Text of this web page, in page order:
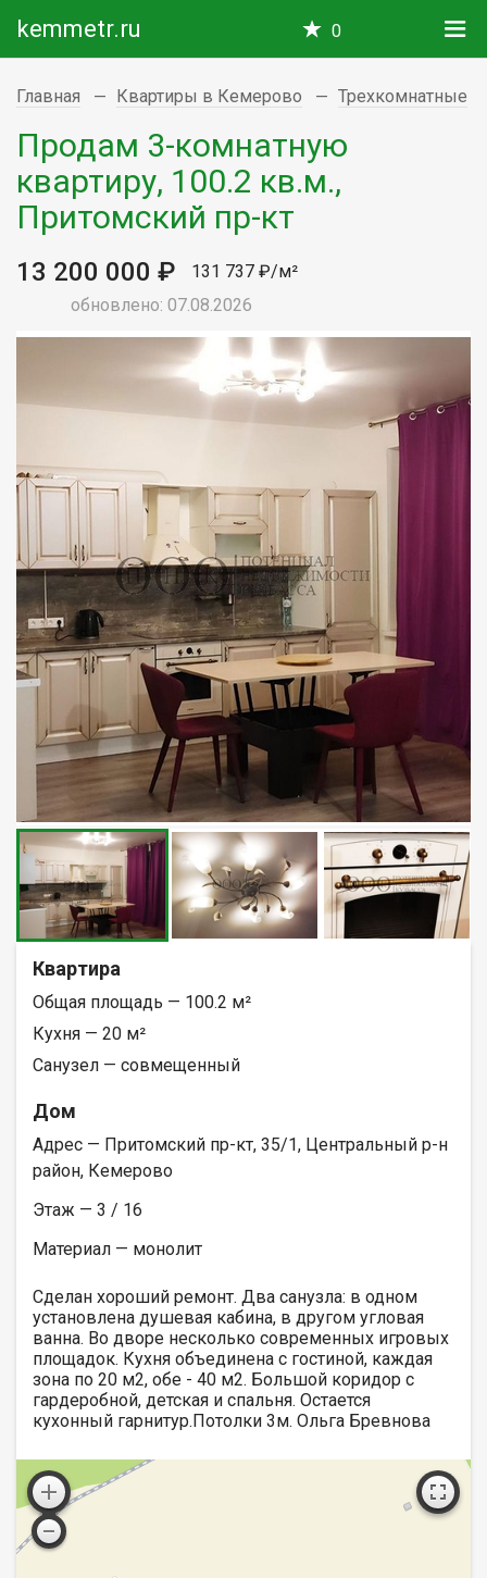
kemmetr.ru 0
Главная Квартиры в Кемерово Трехкомнатные
Продам 3-комнатную
квартиру, 100.2 кв.м.,
Притомский пр-кт
13 200 000 ₽
131 737 ₽/м²
обновлено: 07.08.2026
Квартира
Общая площадь — 100.2 м²
Кухня — 20 м²
Санузел — совмещенный
Дом
Адрес — Притомский пр-кт, 35/1, Центральный р-н
район, Кемерово
Этаж — 3 / 16
Материал — монолит
Сделан хороший ремонт. Два санузла: в одном
установлена душевая кабина, в другом угловая
ванна. Во дворе несколько современных игровых
площадок. Кухня объединена с гостиной, каждая
зона по 20 м2, обе - 40 м2. Большой коридор с
гардеробной, детская и спальня. Остается
кухонный гарнитур.Потолки 3м. Ольга Бревнова